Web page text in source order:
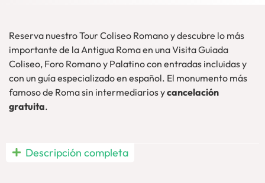
Reserva nuestro Tour Coliseo Romano y descubre lo más
importante de la Antigua Roma en una Visita Guiada
Coliseo, Foro Romano y Palatino con entradas incluidas y
con un guía especializado en español. El monumento más
famoso de Roma sin intermediarios ycancelación
gratuita.
Visita Guiada Coliseo Roma, Foro y Palatino en español a
Descripción completa